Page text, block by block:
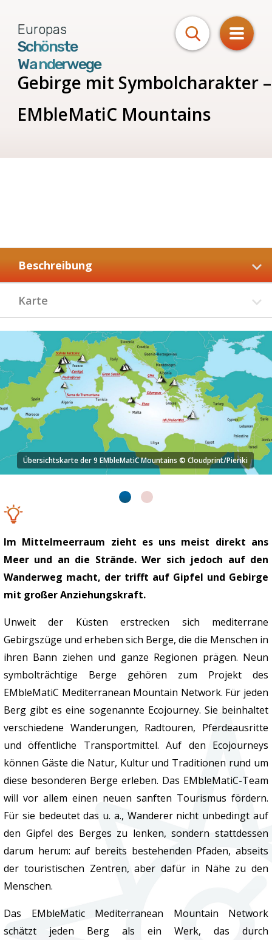
Europas
Schönste
Wanderwege
Gebirge mit Symbolcharakter –
EMbleMatiC Mountains
Beschreibung
Karte
Das Team von EMbleMatiC am Olymp in Griechenland © ECOGEO
Im Mittelmeerraum zieht es uns meist direkt ans
Meer und an die Strände. Wer sich jedoch auf den
Wanderweg macht, der trifft auf Gipfel und Gebirge
mit großer Anziehungskraft.
Unweit der Küsten erstrecken sich mediterrane
Gebirgszüge und erheben sich Berge, die die Menschen in
ihren Bann ziehen und ganze Regionen prägen. Neun
symbolträchtige Berge gehören zum Projekt des
EMbleMatiC Mediterranean Mountain Network. Für jeden
Berg gibt es eine sogenannte Ecojourney. Sie beinhaltet
verschiedene Wanderungen, Radtouren, Pferdeausritte
und öffentliche Transportmittel. Auf den Ecojourneys
können Gäste die Natur, Kultur und Traditionen rund um
diese besonderen Berge erleben. Das EMbleMatiC-Team
will vor allem einen neuen sanften Tourismus fördern.
Für sie bedeutet das u. a., Wanderer nicht unbedingt auf
den Gipfel des Berges zu lenken, sondern stattdessen
darum herum: auf bereits bestehenden Pfaden, abseits
der touristischen Zentren, aber dafür in Nähe zu den
Menschen.
Das EMbleMatic Mediterranean Mountain Network
schätzt jeden Berg als ein Werk, das durch